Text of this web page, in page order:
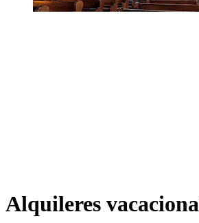
Alquileres